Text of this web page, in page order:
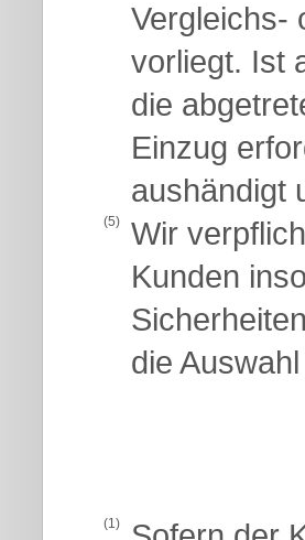
Vergleichs-
vorliegt. Ist
die
Einzug
aushändigt
(5)
Wir
Kunden
die
(1)